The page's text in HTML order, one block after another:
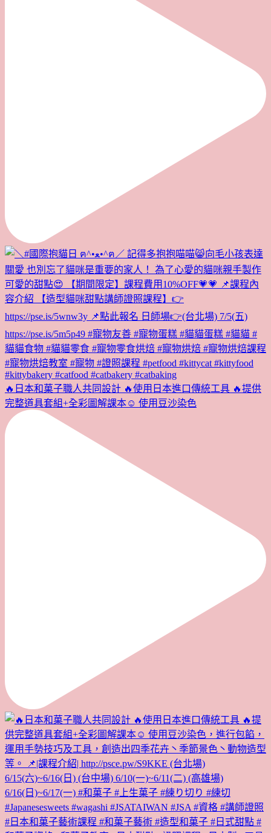
🔥日本和菓子職人共同設計 🔥使用日本進口傳統工具 🔥提供
完整道具套組+全彩圖解課本☺️ 使用豆沙染色